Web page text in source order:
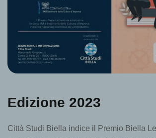
Edizione 2023
Città Studi Biella indice il Premio Biella